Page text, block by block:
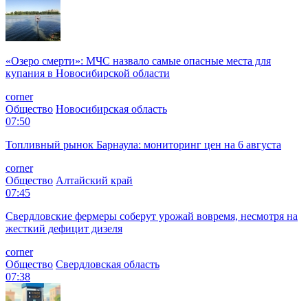
«Озеро смерти»: МЧС назвало самые опасные места для
купания в Новосибирской области
corner
Общество Новосибирская область
07:50
Топливный рынок Барнаула: мониторинг цен на 6 августа
corner
Общество Алтайский край
07:45
Свердловские фермеры соберут урожай вовремя, несмотря на
жесткий дефицит дизеля
corner
Общество Свердловская область
07:38